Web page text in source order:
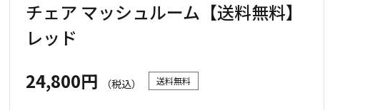
チェア マッシュルーム【送料無料】
レッド
24,800円
（税込） 送料無料